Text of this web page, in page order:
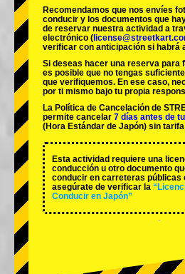
Recomendamos que nos envíes
conducir y los documentos que
de reservar nuestra actividad a
electrónico (
verificar con anticipación si habrá
Si deseas hacer una reserva para
es posible que no tengas
que verifiquemos. En ese caso,
por ti mismo bajo tu propia
La Política de Cancelación de
permite cancelar 7 días antes de
(Hora Estándar de Japón) sin
Esta actividad requiere una
conducción u otro documento
conducir en carreteras públicas
asegúrate de verificar la
Conducir en Japón”